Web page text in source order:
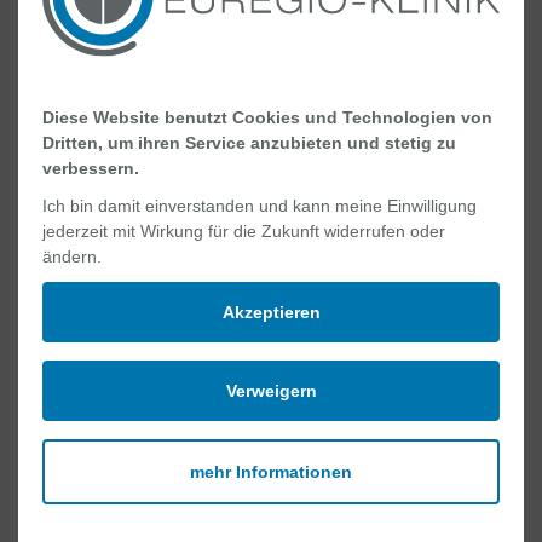
Famulatur und Pflegepraktikum
Für Studierende der Medizin
Für Studierende der Medizin bietet die
EUREGIO-KLINIK die Möglichkeit, im Rahmen
Diese Website benutzt Cookies und Technologien von
Dritten, um ihren Service anzubieten und stetig zu
verbessern.
Ich bin damit einverstanden und kann meine Einwilligung
jederzeit mit Wirkung für die Zukunft widerrufen oder
ändern.
Akzeptieren
Verweigern
mehr Informationen